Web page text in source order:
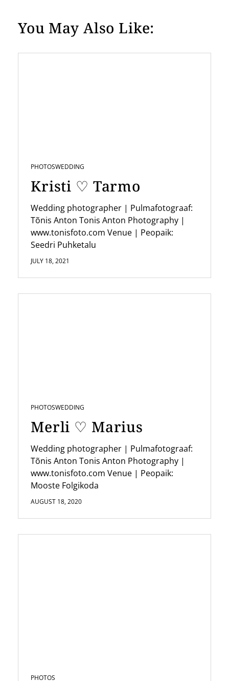
You May Also Like:
PHOTOSWEDDING
Kristi ♡ Tarmo
Wedding photographer | Pulmafotograaf:
Tõnis Anton Tonis Anton Photography |
www.tonisfoto.com Venue | Peopaik:
Seedri Puhketalu
JULY 18, 2021
PHOTOSWEDDING
Merli ♡ Marius
Wedding photographer | Pulmafotograaf:
Tõnis Anton Tonis Anton Photography |
www.tonisfoto.com Venue | Peopaik:
Mooste Folgikoda
AUGUST 18, 2020
PHOTOS